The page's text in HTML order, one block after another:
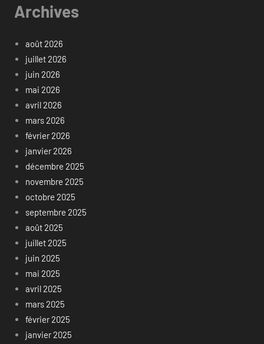
Archives
août 2026
juillet 2026
juin 2026
mai 2026
avril 2026
mars 2026
février 2026
janvier 2026
décembre 2025
novembre 2025
octobre 2025
septembre 2025
août 2025
juillet 2025
juin 2025
mai 2025
avril 2025
mars 2025
février 2025
janvier 2025